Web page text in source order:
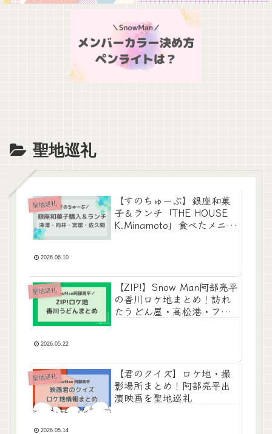
聖地巡礼
聖地巡礼
【すのちゅーぶ】銀座和菓
子＆ランチ「THE HOUSE
K.Minamoto」食べたメニュ
2026.06.10
聖地巡礼
【ZIP!】Snow Man阿部亮平
の香川ロケ地まとめ！訪れ
たうどん屋・高松港・フェ
2026.05.22
聖地巡礼
【君のクイズ】ロケ地・撮
影場所まとめ！阿部亮平出
演映画を聖地巡礼
2026.05.14